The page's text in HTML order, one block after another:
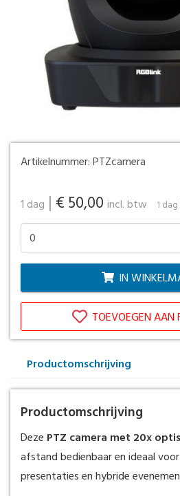
Artikelnummer: PTZcamera
1 dag | € 50,00 incl. btw 1 dag
IN
TOEVOEGEN AAN
Productomschrijving
Productomschrijving
Deze PTZ camera met 20x
afstand bedienbaar en ideaal
presentaties en hybride